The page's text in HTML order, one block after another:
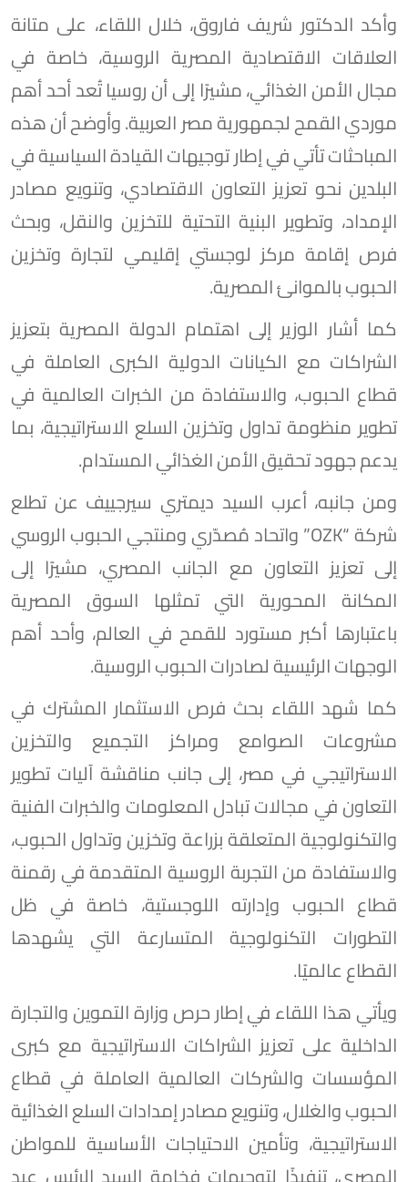
وأكد الدكتور شريف فاروق، خلال اللقاء، على متانة
العلاقات الاقتصادية المصرية الروسية، خاصة في
مجال الأمن الغذائي، مشيرًا إلى أن روسيا تُعد أحد أهم
موردي القمح لجمهورية مصر العربية. وأوضح أن هذه
المباحثات تأتي في إطار توجيهات القيادة السياسية في
البلدين نحو تعزيز التعاون الاقتصادي، وتنويع مصادر
الإمداد، وتطوير البنية التحتية للتخزين والنقل، وبحث
فرص إقامة مركز لوجستي إقليمي لتجارة وتخزين
الحبوب بالموانئ المصرية.
كما أشار الوزير إلى اهتمام الدولة المصرية بتعزيز
الشراكات مع الكيانات الدولية الكبرى العاملة في
قطاع الحبوب، والاستفادة من الخبرات العالمية في
تطوير منظومة تداول وتخزين السلع الاستراتيجية، بما
يدعم جهود تحقيق الأمن الغذائي المستدام.
ومن جانبه، أعرب السيد ديمتري سيرجييف عن تطلع
شركة “OZK” واتحاد مُصدّري ومنتجي الحبوب الروسي
إلى تعزيز التعاون مع الجانب المصري، مشيرًا إلى
المكانة المحورية التي تمثلها السوق المصرية
باعتبارها أكبر مستورد للقمح في العالم، وأحد أهم
الوجهات الرئيسية لصادرات الحبوب الروسية.
كما شهد اللقاء بحث فرص الاستثمار المشترك في
مشروعات الصوامع ومراكز التجميع والتخزين
الاستراتيجي في مصر، إلى جانب مناقشة آليات تطوير
التعاون في مجالات تبادل المعلومات والخبرات الفنية
والتكنولوجية المتعلقة بزراعة وتخزين وتداول الحبوب،
والاستفادة من التجربة الروسية المتقدمة في رقمنة
قطاع الحبوب وإدارته اللوجستية، خاصة في ظل
التطورات التكنولوجية المتسارعة التي يشهدها
القطاع عالميًا.
ويأتي هذا اللقاء في إطار حرص وزارة التموين والتجارة
الداخلية على تعزيز الشراكات الاستراتيجية مع كبرى
المؤسسات والشركات العالمية العاملة في قطاع
الحبوب والغلال، وتنويع مصادر إمدادات السلع الغذائية
الاستراتيجية، وتأمين الاحتياجات الأساسية للمواطن